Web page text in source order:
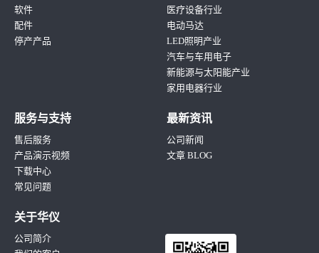
软件
配件
停产产品
医疗设备行业
电动马达
LED照明产业
汽车与车用电子
新能源与太阳能产业
家用电器行业
服务与支持
售后服务
产品演示视频
下载中心
常见问题
最新资讯
公司新闻
文章 BLOG
关于华仪
公司简介